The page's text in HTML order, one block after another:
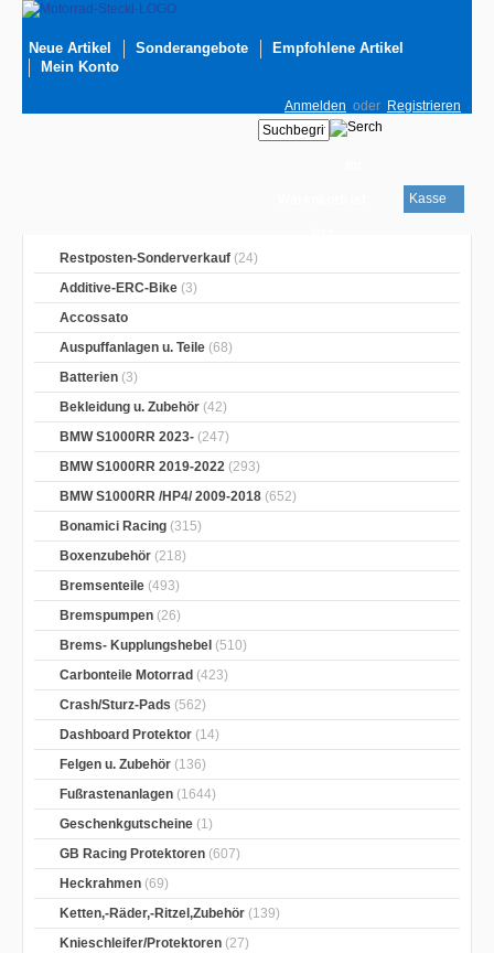
Neue Artikel Sonderangebote
Empfohlene Artikel
Mein Konto
Anmelden oder Registrieren
Kasse
Restposten-Sonderverkauf (24)
Additive-ERC-Bike (3)
Accossato
Auspuffanlagen u. Teile (68)
Batterien (3)
Bekleidung u. Zubehör (42)
BMW S1000RR 2023- (247)
BMW S1000RR 2019-2022 (293)
BMW S1000RR /HP4/ 2009-2018 (652)
Bonamici Racing (315)
Boxenzubehör (218)
Bremsenteile (493)
Bremspumpen (26)
Brems- Kupplungshebel (510)
Carbonteile Motorrad (423)
Crash/Sturz-Pads (562)
Dashboard Protektor (14)
Felgen u. Zubehör (136)
Fußrastenanlagen (1644)
Geschenkgutscheine (1)
GB Racing Protektoren (607)
Heckrahmen (69)
Ketten,-Räder,-Ritzel,Zubehör (139)
Knieschleifer/Protektoren (27)